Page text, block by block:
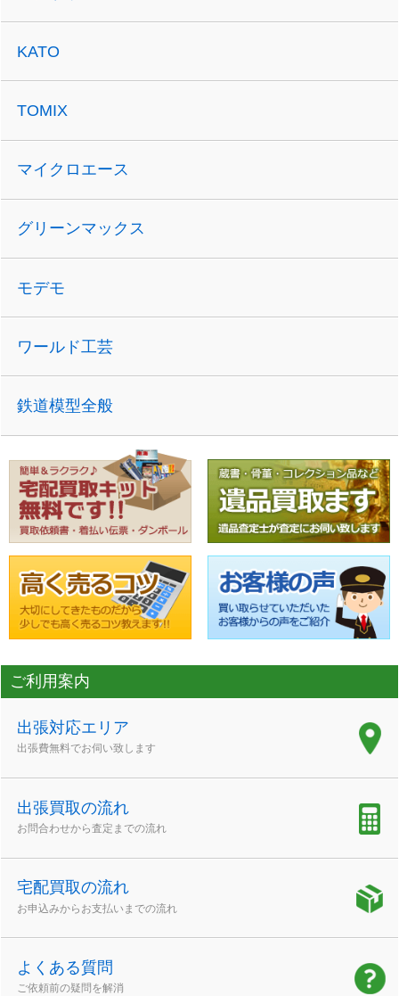
KATO
TOMIX
マイクロエース
グリーンマックス
モデモ
ワールド工芸
鉄道模型全般
ご利用案内
出張対応エリア
出張費無料でお伺い致します
出張買取の流れ
お問合わせから査定までの流れ
宅配買取の流れ
お申込みからお支払いまでの流れ
よくある質問
ご依頼前の疑問を解消